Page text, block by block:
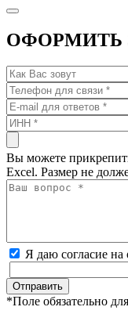
ОФОРМИТЬ
Вы можете
Excel. Размер не
Я даю согласие на
*Поле обязательно